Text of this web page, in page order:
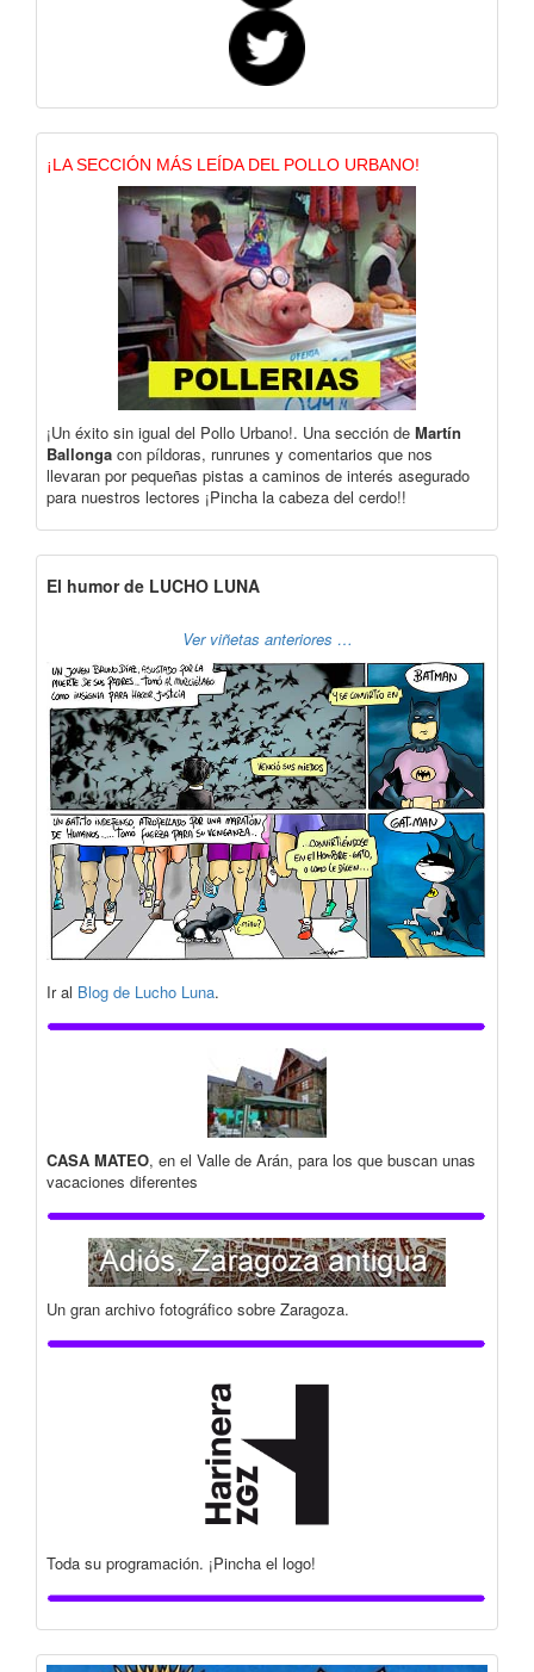
¡LA SECCIÓN MÁS LEÍDA DEL POLLO URBANO!
¡Un éxito sin igual del Pollo Urbano!. Una sección de Martín
Ballonga con píldoras, runrunes y comentarios que nos
llevaran por pequeñas pistas a caminos de interés asegurado
para nuestros lectores ¡Pincha la cabeza del cerdo!!
El humor de LUCHO LUNA
Ver viñetas anteriores …
Ir al Blog de Lucho Luna.
CASA MATEO, en el Valle de Arán, para los que buscan unas
vacaciones diferentes
Un gran archivo fotográfico sobre Zaragoza.
Toda su programación. ¡Pincha el logo!